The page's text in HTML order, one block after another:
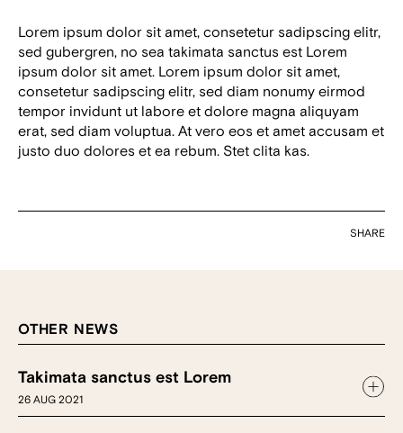
Lorem ipsum dolor sit amet, consetetur sadipscing elitr,
sed gubergren, no sea takimata sanctus est Lorem
ipsum dolor sit amet. Lorem ipsum dolor sit amet,
consetetur sadipscing elitr, sed diam nonumy eirmod
tempor invidunt ut labore et dolore magna aliquyam
erat, sed diam voluptua. At vero eos et amet accusam et
justo duo dolores et ea rebum. Stet clita kas.
SHARE
OTHER NEWS
Takimata sanctus est Lorem
26 AUG 2021